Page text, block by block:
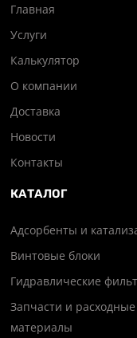
Главная
Услуги
Калькулятор
О компании
Доставка
Новости
Контакты
КАТАЛОГ
Адсорбенты и
Винтовые блоки
Гидравлические
Запчасти и расходные
материалы